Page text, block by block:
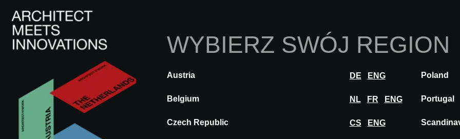
WYBIERZ SWÓJ REGION
Austria DE ENG
Belgium NL FR ENG
Czech Republic CS ENG
Poland
Portugal
Innowacje Inspiracje Odwiedź Weź
A@WX Odwiedź
SWITZERLAND